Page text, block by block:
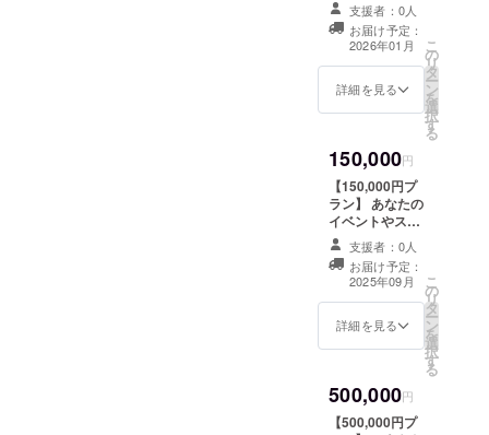
５万円が達成出
来た場合のみ適
応となります。
万が一制作が決
行されなかった
けいたします。
↓↓ ⒈CRAZY
CATZとカラオケ
で歌おう（※会場
は大阪近郊） ⒉
クラウドファン
ディングオリジ
ナルマグカップ
⒊クラウドファ
ンディングオリ
ジナルTシャツ
10月12日（日曜
日）※時間は後日
お知らせします
なたのお名前入
りお礼動画 ②お
好きなリクエス
ト曲を”サビ”だ
けでカバー（動
（希望者のみ/日
程調整あ
り:2025年9月21
日予定） ⒉
10,000円プラン
から一つ選択 ①
あなたのお名前
付き＋リクエス
ト曲を”１コーラ
ス”カバー（動
画） ②お名前＋
メンバー直筆
画像 ③応援企
業・団体名をT
シャツの背面に
支援者：0人
お届け予定：
2026年01月
詳細を見る
こ
の
リ
タ
ー
ン
を
選
択
す
る
150,000円
【150,000円プ
ラン】 あなたの
イベントやス
ペースに出張ラ
イブをお届け！
（※打ち合わせに
て日程調整） ・
有効期限は2025
年6月〜2025年4
支援者：0人
お届け予定：
2025年09月
詳細を見る
こ
の
リ
タ
ー
ン
を
選
択
す
る
500,000円
【500,000円プ